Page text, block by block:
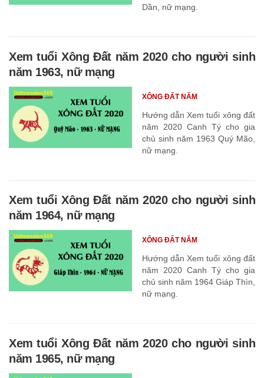
Dần, nữ mạng.
Xem tuổi Xông Đất năm 2020 cho người sinh
năm 1963, nữ mạng
Hướng dẫn Xem tuổi xông đất
năm 2020 Canh Tý cho gia
chủ sinh năm 1963 Quý Mão,
nữ mạng.
XÔNG ĐẤT NĂM
Xem tuổi Xông Đất năm 2020 cho người sinh
năm 1964, nữ mạng
Hướng dẫn Xem tuổi xông đất
năm 2020 Canh Tý cho gia
chủ sinh năm 1964 Giáp Thìn,
nữ mạng.
XÔNG ĐẤT NĂM
Xem tuổi Xông Đất năm 2020 cho người sinh
năm 1965, nữ mạng